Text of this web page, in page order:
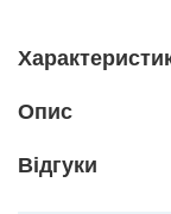
Опис
Вiдгуки